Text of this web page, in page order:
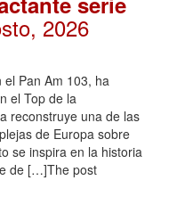
2026
el Pan Am 103, ha
el Top de la
reconstruye una de las
de Europa sobre
se inspira en la historia
de […]The post